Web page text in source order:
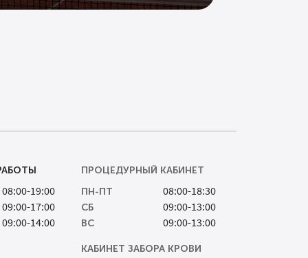
08:00-19:00
09:00-17:00
09:00-14:00
ПРОЦЕДУРНЫЙ КАБИНЕТ
ПН-ПТ
08:00-18:30
СБ 09:00-13:00
ВС 09:00-13:00
КАБИНЕТ ЗАБОРА КРОВИ